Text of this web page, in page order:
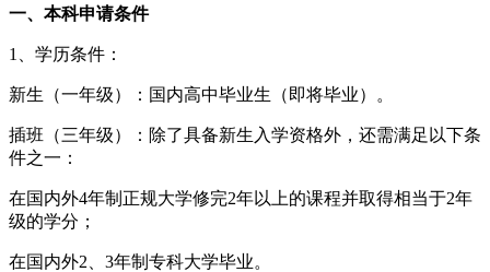
一、本科申请条件
1、学历条件：
新生（一年级）：国内高中毕业生（即将毕业）。
插班（三年级）：除了具备新生入学资格外，还需满足以下条
件之一：
在国内外4年制正规大学修完2年以上的课程并取得相当于2年
级的学分；
在国内外2、3年制专科大学毕业。